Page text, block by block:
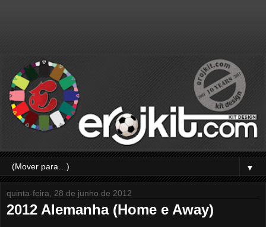
▼
quinta-feira, 28 de junho de 2012
2012 Alemanha (Home e Away)